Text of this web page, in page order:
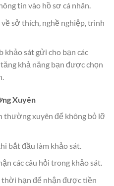
tin vào hồ sơ cá nhân.
sở thích, nghề nghiệp, trình
khảo sát gửi cho bạn các
khả năng bạn được chọn
Xuyên
thường xuyên để không bỏ lỡ
bắt đầu làm khảo sát.
các câu hỏi trong khảo sát.
thời hạn để nhận được tiền